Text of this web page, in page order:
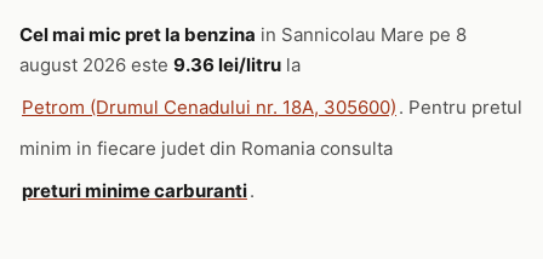
Cel mai mic pret la benzina in Sannicolau Mare pe 8
august 2026 este 9.36 lei/litru la
Petrom (Drumul Cenadului nr. 18A, 305600) . Pentru pretul
minim in fiecare judet din Romania consulta
preturi minime carburanti.